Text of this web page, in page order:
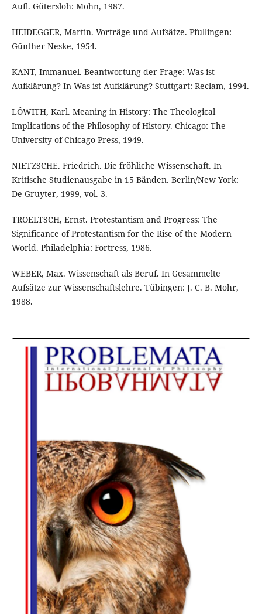
Aufl. Gütersloh: Mohn, 1987.
HEIDEGGER, Martin. Vorträge und Aufsätze. Pfullingen:
Günther Neske, 1954.
KANT, Immanuel. Beantwortung der Frage: Was ist
Aufklärung? In Was ist Aufklärung? Stuttgart: Reclam, 1994.
LÖWITH, Karl. Meaning in History: The Theological
Implications of the Philosophy of History. Chicago: The
University of Chicago Press, 1949.
NIETZSCHE. Friedrich. Die fröhliche Wissenschaft. In
Kritische Studienausgabe in 15 Bänden. Berlin/New York:
De Gruyter, 1999, vol. 3.
TROELTSCH, Ernst. Protestantism and Progress: The
Significance of Protestantism for the Rise of the Modern
World. Philadelphia: Fortress, 1986.
WEBER, Max. Wissenschaft als Beruf. In Gesammelte
Aufsätze zur Wissenschaftslehre. Tübingen: J. C. B. Mohr,
1988.